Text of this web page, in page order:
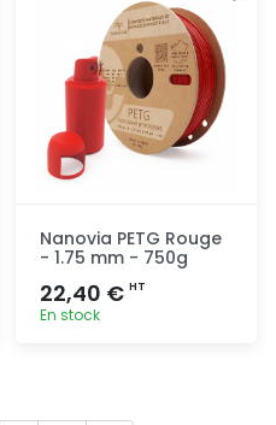
Nanovia PETG Rouge
- 1.75 mm - 750g
22,40 € HT
En stock